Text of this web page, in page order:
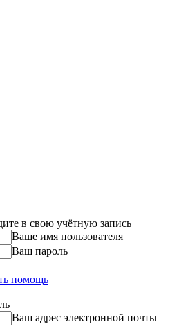
в свою учётную запись
Ваше имя пользователя
Ваш пароль
помощь
Ваш адрес электронной почты